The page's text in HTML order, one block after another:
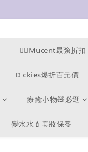
❤️‍🔥Mucent最強折扣
Dickies爆折百元價
療癒小物🧸必逛
｜變水水💄美妝保養